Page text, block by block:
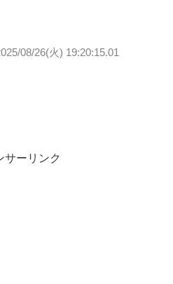
08/26(火) 19:20:15.01
サーリンク